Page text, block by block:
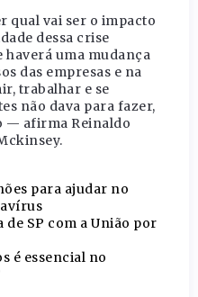
qual vai ser o impacto
dessa crise
uma mudança
das empresas e na
trabalhar e se
não dava para fazer,
— afirma Reinaldo
para ajudar no
SP com a União por
é essencial no